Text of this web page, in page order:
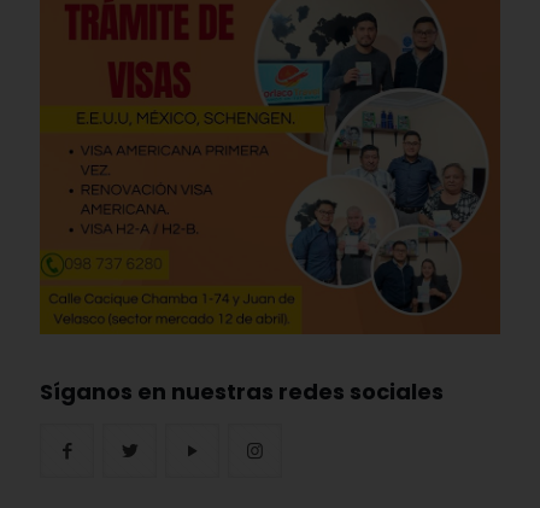
Síganos en nuestras redes sociales